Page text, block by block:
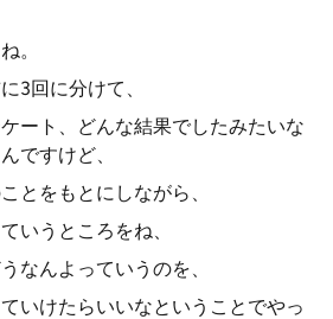
。
3回に分けて、
ート、どんな結果でしたみたいな
ですけど、
とをもとにしながら、
いうところをね、
なんよっていうのを、
いけたらいいなということでやっ